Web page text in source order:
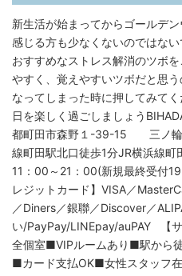
新生活が始まってからゴールデ
感じる方も少なくないのではな
おすすめなストレス解消のツボ
やすく、覚えやすいツボだと思
なってしまった時に押してみて
日を楽しく過ごしましょう
都町田市森野１-39-15 三ノ輪
線町田駅北口徒歩1分JR横浜線町
11：00～21：00(新規最終受付
レジットカード】VISA／
／Diners／銀聯／Discover／
い/PayPay/LINEpay/auPAY 【
全個室■VIPルームあり■駅から
■カード支払OK■女性スタッフ